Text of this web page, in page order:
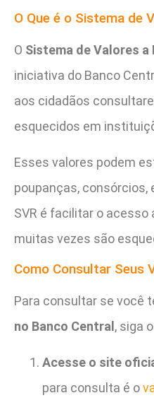
O Que é o Sistema de
O Sistema de Valores a
iniciativa do Banco
aos cidadãos
esquecidos em
Esses valores podem
poupanças, consórcios,
SVR é facilitar o acesso
muitas vezes são
Como Consultar Seus
Para consultar se você
no Banco Central , siga
Acesse o site
para consulta é o